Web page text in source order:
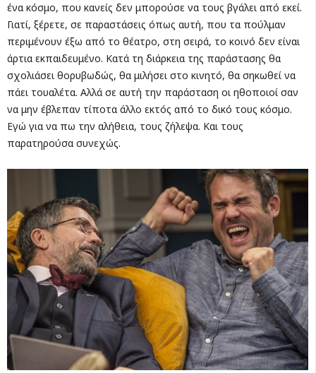
ένα κόσμο, που κανείς δεν μπορούσε να τους βγάλει από εκεί.
Γιατί, ξέρετε, σε παραστάσεις όπως αυτή, που τα πούλμαν
περιμένουν έξω από το θέατρο, στη σειρά, το κοινό δεν είναι
άρτια εκπαιδευμένο. Κατά τη διάρκεια της παράστασης θα
σχολιάσει θορυβωδώς, θα μιλήσει στο κινητό, θα σηκωθεί να
πάει τουαλέτα. Αλλά σε αυτή την παράσταση οι ηθοποιοί σαν
να μην έβλεπαν τίποτα άλλο εκτός από το δικό τους κόσμο.
Εγώ για να πω την αλήθεια, τους ζήλεψα. Και τους
παρατηρούσα συνεχώς.